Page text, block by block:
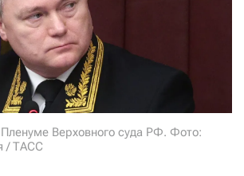
Верховного суда РФ. Фото:
/ ТАСС